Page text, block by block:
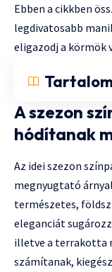
Ebben a cikkben
legdivatosabb
eligazodj a körmök
Tartalom
A szezon
hódítanak
Az idei szezon
megnyugtató
természetes,
eleganciát
illetve a terrakotta
számítanak,